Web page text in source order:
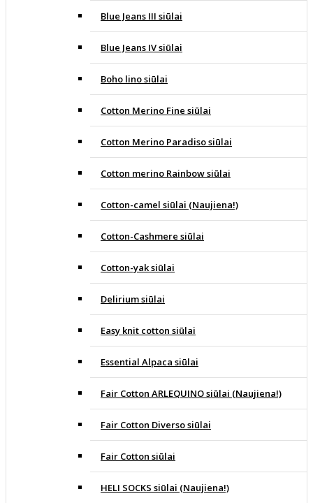
Blue Jeans III siūlai
Blue Jeans IV siūlai
Boho lino siūlai
Cotton Merino Fine siūlai
Cotton Merino Paradiso siūlai
Cotton merino Rainbow siūlai
Cotton-camel siūlai (Naujiena!)
Cotton-Cashmere siūlai
Cotton-yak siūlai
Delirium siūlai
Easy knit cotton siūlai
Essential Alpaca siūlai
Fair Cotton ARLEQUINO siūlai (Naujiena!)
Fair Cotton Diverso siūlai
Fair Cotton siūlai
HELI SOCKS siūlai (Naujiena!)